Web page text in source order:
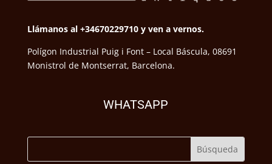
Llámanos al +34670229710 y ven a vernos.
Polígon Industrial Puig i Font – Local Báscula, 08691
Monistrol de Montserrat, Barcelona.
WHATSAPP